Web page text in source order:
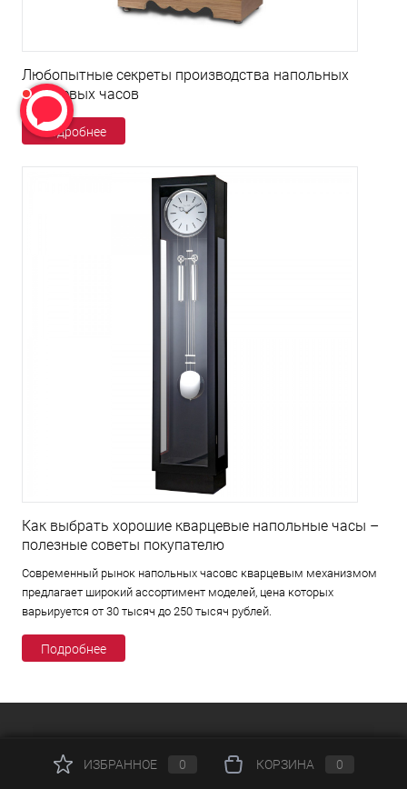
Любопытные секреты производства напольных
кварцевых часов
Подробнее
Как выбрать хорошие кварцевые напольные часы –
полезные советы покупателю
Современный рынок напольных часовс кварцевым механизмом
предлагает широкий ассортимент моделей, цена которых
варьируется от 30 тысяч до 250 тысяч рублей.
Подробнее
ИЗБРАННОЕ
0 КОРЗИНА 0